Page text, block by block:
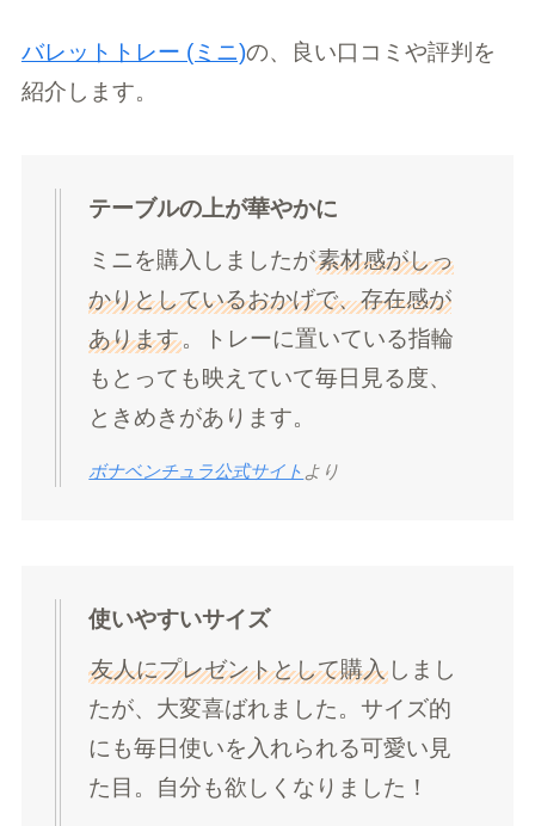
バレットトレー (ミニ)の、良い口コミや評判を
紹介します。
テーブルの上が華やかに
ミニを購入しましたが素材感がしっ
かりとしているおかげで、存在感が
あります。トレーに置いている指輪
もとっても映えていて毎日見る度、
ときめきがあります。
ボナベンチュラ公式サイト より
使いやすいサイズ
友人にプレゼントとして購入 しまし
たが、大変喜ばれました。サイズ的
にも毎日使いを入れられる可愛い見
た目。自分も欲しくなりました！